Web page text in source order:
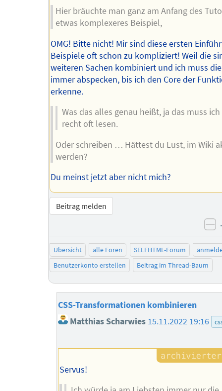
Hier bräuchte man ganz am Anfang des
etwas komplexeres Beispiel,
OMG! Bitte nicht! Mir sind diese ersten
Beispiele oft schon zu kompliziert! Weil die
weiteren Sachen kombiniert und ich muss
immer abspecken, bis ich den Core der
erkenne.
Was das alles genau heißt, ja das muss
recht oft lesen.
Oder schreiben … Hättest du Lust, im Wiki
werden?
Du meinst jetzt aber nicht mich?
Beitrag melden
Übersicht alle Foren SELFHTML-Forum
Benutzerkonto erstellen
Beitrag im Thread-Baum
CSS-Transformationen kombinieren
Matthias Scharwies 15.11.2022 19:16
Servus!